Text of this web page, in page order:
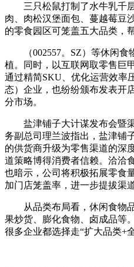
三只松鼠打制了水牛乳千层
肉、肉松汉堡面包、蔓越莓豆
的零食园区可笼盖五大品类，
（002557。SZ）等休闲食
植。同时，以互联网取零售巨
通过精简SKU、优化运营效率
态）企业，也纷纷颁布发表开
分市场。
盐津铺子大计谋发布会暨渠
务副总司理兰波指出，盐津铺
的供货商升级为零售渠道的深
道策略博得消费者信赖。洽洽
也暗示，公司将积极拓展零食
加门店笼盖率，进一步提拔渠
从品类布局看，休闲食物品
果炒货、膨化食物、卤成品等
很多企业都选择走“扩大品类+